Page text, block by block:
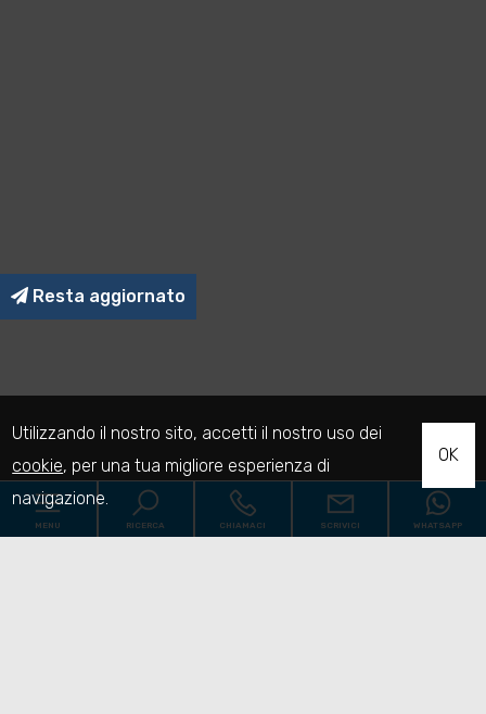
Resta aggiornato
MENU RICERCA CHIAMACI SCRIVICI WHATSAPP
Utilizzando il nostro sito, accetti il nostro uso dei
cookie, per una tua migliore esperienza di
navigazione.
OK